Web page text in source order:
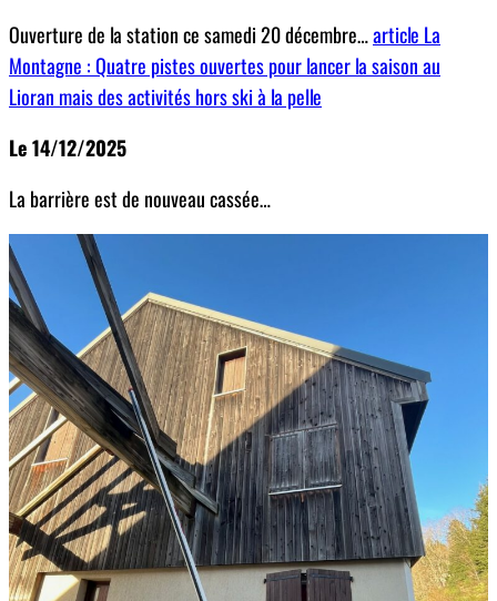
Ouverture de la station ce samedi 20 décembre…article La
Montagne : Quatre pistes ouvertes pour lancer la saison au
Lioran mais des activités hors ski à la pelle
Le 14/12/2025
La barrière est de nouveau cassée…